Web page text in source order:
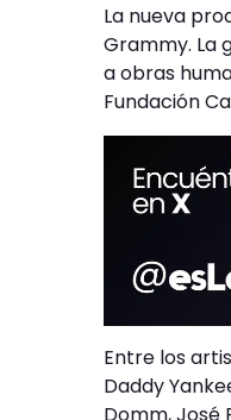
La nueva
Grammy. La
a obras
Fundación
Entre los
Daddy